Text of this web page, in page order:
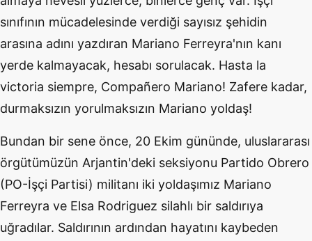
sınıfının mücadelesinde verdiği sayısız şehidin
arasına adını yazdıran Mariano Ferreyra'nın kanı
yerde kalmayacak, hesabı sorulacak. Hasta la
victoria siempre, Compañero Mariano! Zafere kadar,
durmaksızın yorulmaksızın Mariano yoldaş!
Bundan bir sene önce, 20 Ekim gününde, uluslararası
örgütümüzün Arjantin'deki seksiyonu Partido Obrero
(PO-İşçi Partisi) militanı iki yoldaşımız Mariano
Ferreyra ve Elsa Rodriguez silahlı bir saldırıya
uğradılar. Saldırının ardından hayatını kaybeden